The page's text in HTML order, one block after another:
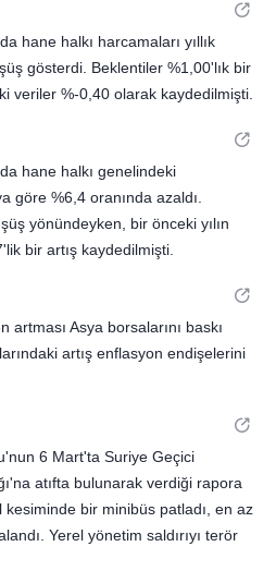
hane halkı harcamaları yıllık
gösterdi. Beklentiler %1,00'lık bir
veriler %-0,40 olarak kaydedilmişti.
hane halkı genelindeki
göre %6,4 oranında azaldı.
yönündeyken, bir önceki yılın
bir artış kaydedilmişti.
Asya borsalarını baskı
artış enflasyon endişelerini
6 Mart'ta Suriye Geçici
atıfta bulunarak verdiği rapora
kesiminde bir minibüs patladı, en az
Yerel yönetim saldırıyı terör